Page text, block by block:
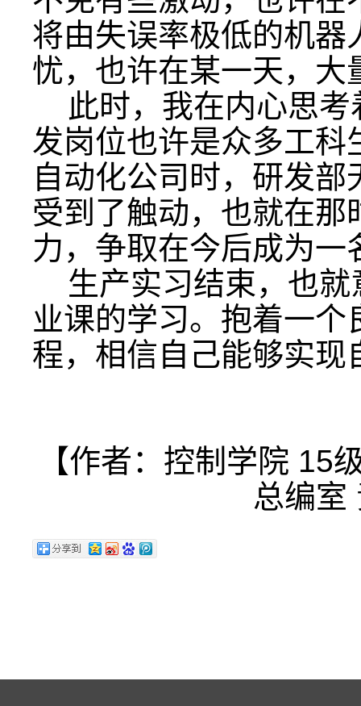
将由失误率极低的机器
忧，也许在某一天，大
此时，我在内心思考
发岗位也许是众多工科
自动化公司时，研发
受到了触动，也就在
力，争取在今后成为一
生产实习结束，也就
业课的学习。抱着一
程，相信自己能够实现
【作者：控制学院 15
总编室